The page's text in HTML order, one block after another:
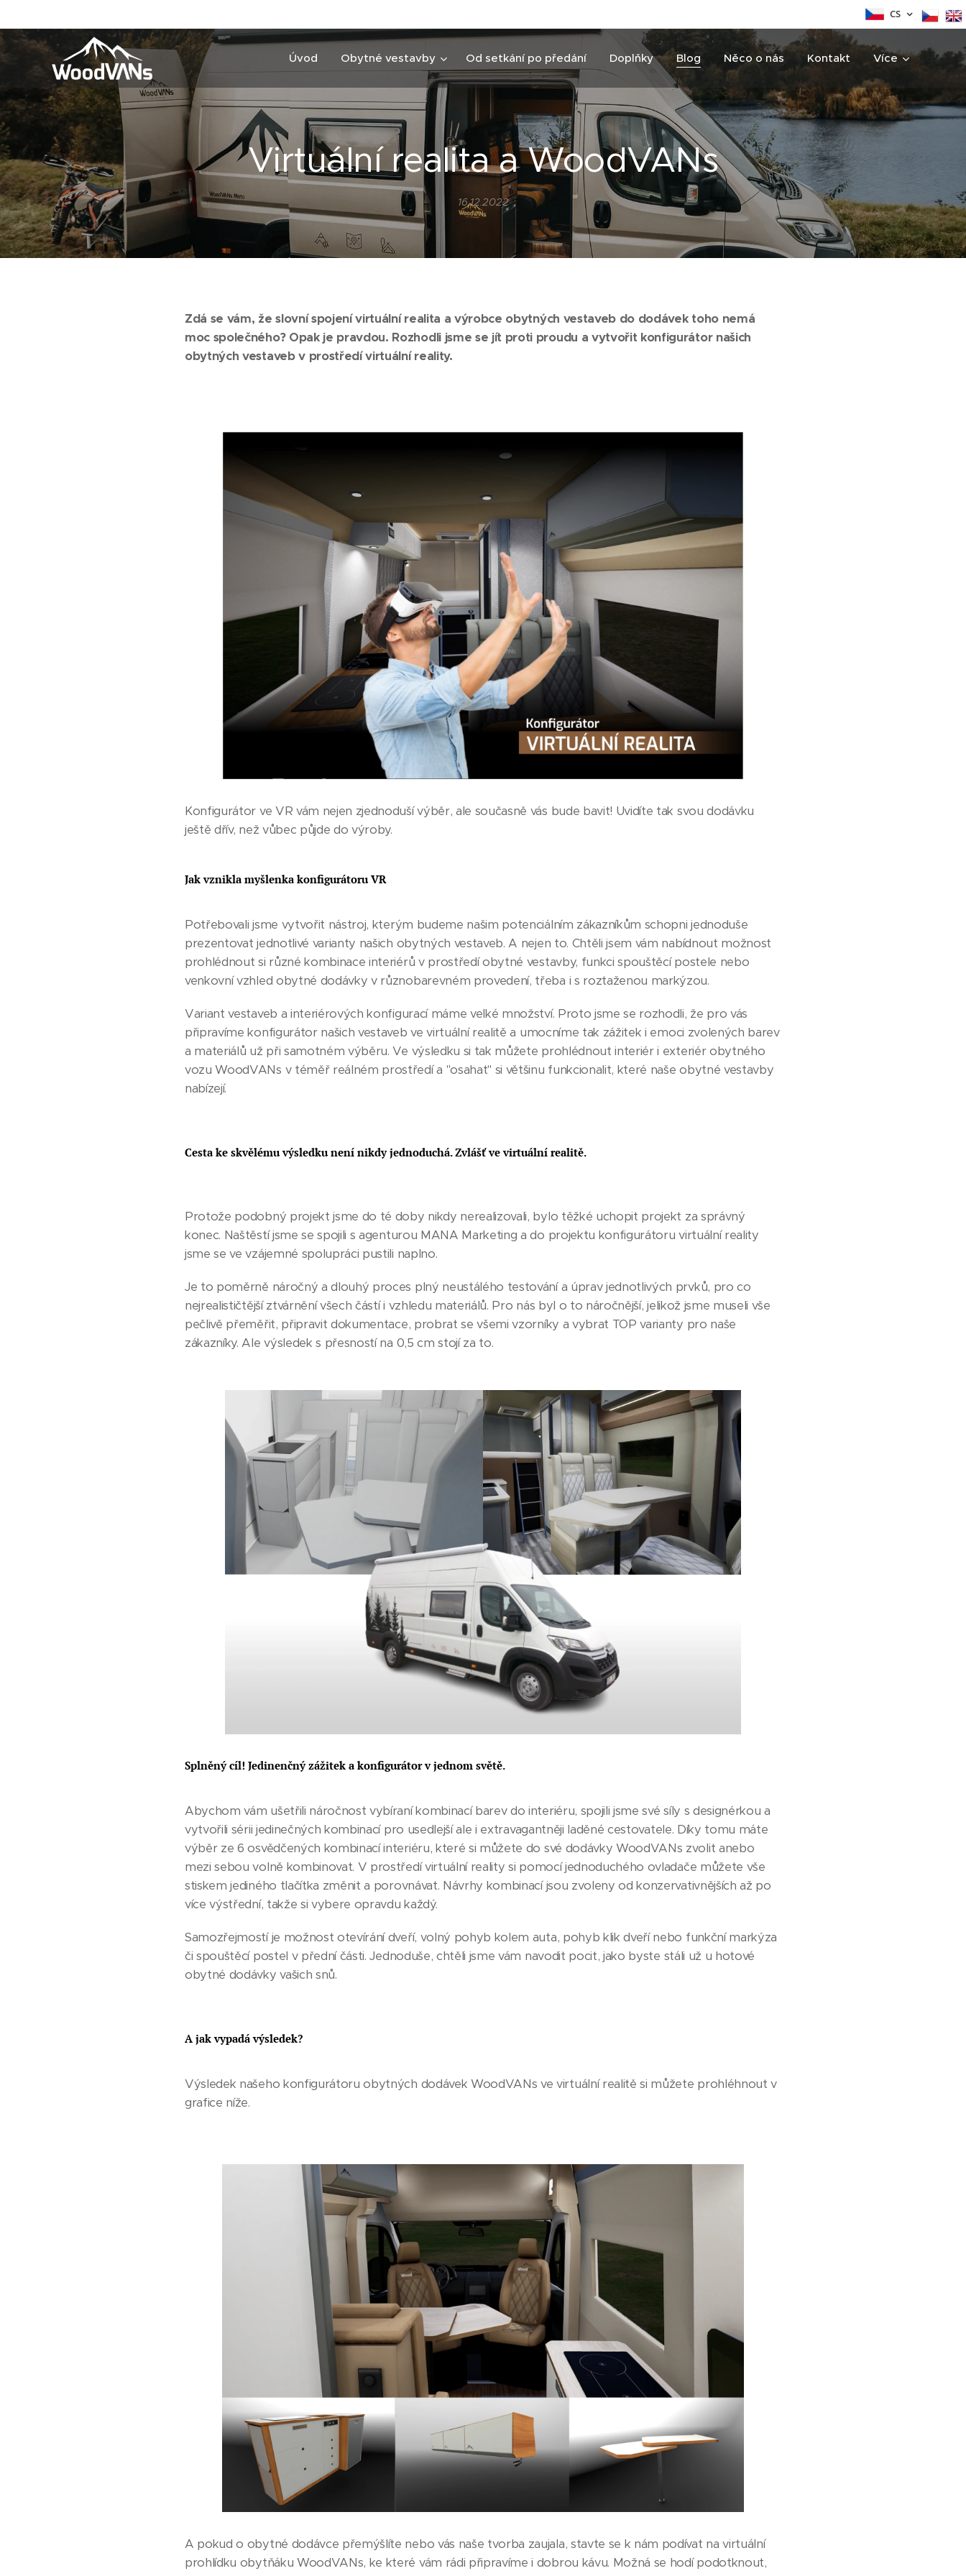
CS
Úvod Obytné vestavby Od setkání po předání Doplňky Blog Něco o nás Kontakt Více
Virtuální realita a WoodVANs
16.12.2022
Zdá se vám, že slovní spojení virtuální realita a výrobce obytných vestaveb do dodávek toho nemá
moc společného? Opak je pravdou. Rozhodli jsme se jít proti proudu a vytvořit konfigurátor našich
obytných vestaveb v prostředí virtuální reality.
Konfigurátor ve VR vám nejen zjednoduší výběr, ale současně vás bude bavit! Uvidíte tak svou dodávku
ještě dřív, než vůbec půjde do výroby.
Jak vznikla myšlenka konfigurátoru VR
Potřebovali jsme vytvořit nástroj, kterým budeme našim potenciálním zákazníkům schopni jednoduše
prezentovat jednotlivé varianty našich obytných vestaveb. A nejen to. Chtěli jsem vám nabídnout možnost
prohlédnout si různé kombinace interiérů v prostředí obytné vestavby, funkci spouštěcí postele nebo
venkovní vzhled obytné dodávky v různobarevném provedení, třeba i s roztaženou markýzou.
Variant vestaveb a interiérových konfigurací máme velké množství. Proto jsme se rozhodli, že pro vás
připravíme konfigurátor našich vestaveb ve virtuální realitě a umocníme tak zážitek i emoci zvolených barev
a materiálů už při samotném výběru. Ve výsledku si tak můžete prohlédnout interiér i exteriér obytného
vozu WoodVANs v téměř reálném prostředí a "osahat" si většinu funkcionalit, které naše obytné vestavby
nabízejí.
Cesta ke skvělému výsledku není nikdy jednoduchá. Zvlášť ve virtuální realitě.
Protože podobný projekt jsme do té doby nikdy nerealizovali, bylo těžké uchopit projekt za správný
konec. Naštěstí jsme se spojili s agenturou MANA Marketing a do projektu konfigurátoru virtuální reality
jsme se ve vzájemné spolupráci pustili naplno.
Je to poměrně náročný a dlouhý proces plný neustálého testování a úprav jednotlivých prvků, pro co
nejrealističtější ztvárnění všech částí i vzhledu materiálů. Pro nás byl o to náročnější, jelikož jsme museli vše
pečlivě přeměřit, připravit dokumentace, probrat se všemi vzorníky a vybrat TOP varianty pro naše
zákazníky. Ale výsledek s přesností na 0,5 cm stojí za to.
Splněný cíl! Jedinenčný zážitek a konfigurátor v jednom světě.
Abychom vám ušetřili náročnost vybíraní kombinací barev do interiéru, spojili jsme své síly s designérkou a
vytvořili sérii jedinečných kombinací pro usedlejší ale i extravagantněji laděné cestovatele. Díky tomu máte
výběr ze 6 osvědčených kombinací interiéru, které si můžete do své dodávky WoodVANs zvolit anebo
mezi sebou volně kombinovat. V prostředí virtuální reality si pomocí jednoduchého ovladače můžete vše
stiskem jediného tlačítka změnit a porovnávat. Návrhy kombinací jsou zvoleny od konzervativnějších až po
více výstřední, takže si vybere opravdu každý.
Samozřejmostí je možnost otevírání dveří, volný pohyb kolem auta, pohyb klik dveří nebo funkční markýza
či spouštěcí postel v přední části. Jednoduše, chtěli jsme vám navodit pocit, jako byste stáli už u hotové
obytné dodávky vašich snů.
A jak vypadá výsledek?
Výsledek našeho konfigurátoru obytných dodávek WoodVANs ve virtuální realitě si můžete prohléhnout v
grafice níže.
A pokud o obytné dodávce přemýšlíte nebo vás naše tvorba zaujala, stavte se k nám podívat na virtuální
prohlídku obytňáku WoodVANs, ke které vám rádi připravíme i dobrou kávu. Možná se hodí podotknout,